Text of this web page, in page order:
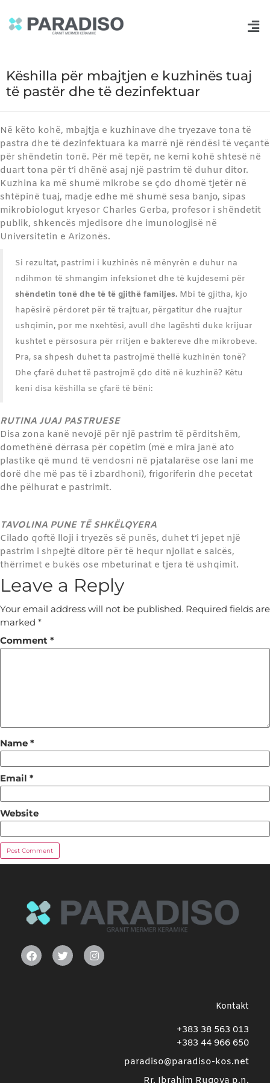
Këshilla për mbajtjen e kuzhinës tuaj
të pastër dhe të dezinfektuar
Në këto kohë, mbajtja e kuzhinave dhe tryezave tona të
pastra dhe të dezinfektuara ka marrë një rëndësi të veçantë
për shëndetin tonë. Për më tepër, ne kemi kohë shtesë në
duart tona për t’i dhënë asaj një pastrim të duhur ditor.
Kuzhina ka më shumë mikrobe se çdo dhomë tjetër në
shtëpinë tuaj, madje edhe më shumë sesa banjo, sipas
mikrobiologut kryesor Charles Gerba, profesor i shëndetit
publik, shkencës mjedisore dhe imunologjisë në
Universitetin e Arizonës.
Si rezultat, pastrimi i kuzhinës në mënyrën e duhur na
ndihmon të shmangim infeksionet dhe të kujdesemi për
shëndetin tonë dhe të të gjithë familjes. Mbi të gjitha, kjo
hapësirë përdoret për të trajtuar, përgatitur dhe ruajtur
ushqimin, por me nxehtësi, avull dhe lagështi duke krijuar
kushtet e përsosura për rritjen e baktereve dhe mikrobeve.
Pra, sa shpesh duhet ta pastrojmë thellë kuzhinën tonë?
Dhe çfarë duhet të pastrojmë çdo ditë në kuzhinë? Këtu
keni disa këshilla se çfarë të bëni:
RUTINA JUAJ PASTRUESE
Disa zona kanë nevojë për një pastrim të përditshëm,
domethënë dërrasa për copëtim (më e mira janë ato
plastike që mund të vendosni në pjatalarëse ose lani me
dorë dhe më pas të i zbardhoni), frigoriferin dhe pecetat
dhe pëlhurat e pastrimit.
TAVOLINA PUNE TË SHKËLQYERA
Cilado qoftë lloji i tryezës së punës, duhet t’i jepet një
pastrim i shpejtë ditore për të hequr njollat e salcës,
thërrimet e bukës ose mbeturinat e tjera të ushqimit.
Leave a Reply
Your email address will not be published. Required fields are
marked *
Comment *
Name *
Email *
Website
Kontakt
+383 38 563 013
+383 44 966 650
paradiso@paradiso-kos.net